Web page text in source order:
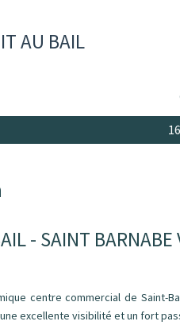
AU BAIL
- SAINT BARNABE
centre commercial de Saint-
excellente visibilité et un fort